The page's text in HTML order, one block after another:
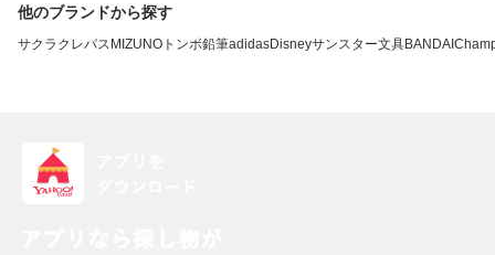
他のブランドから探す
サクラクレパス MIZUNO トンボ鉛筆adidasDisneyサンスター文具BANDAI